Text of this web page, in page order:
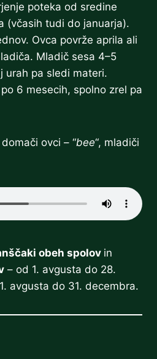
poteka od sredine
(včasih tudi do januarja).
Ovca povrže aprila ali
Mladič sesa 4–5
urah pa sledi materi.
6 mesecih, spolno zrel pa
ovci – “bee“, mladiči
obeh spolov in
– od 1. avgusta do 28.
avgusta do 31. decembra.